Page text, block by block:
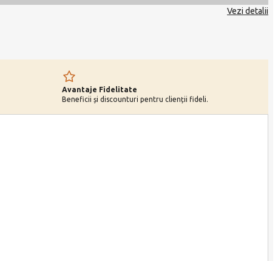
Vezi detalii
Avantaje Fidelitate
Beneficii și discounturi pentru clienții fideli.